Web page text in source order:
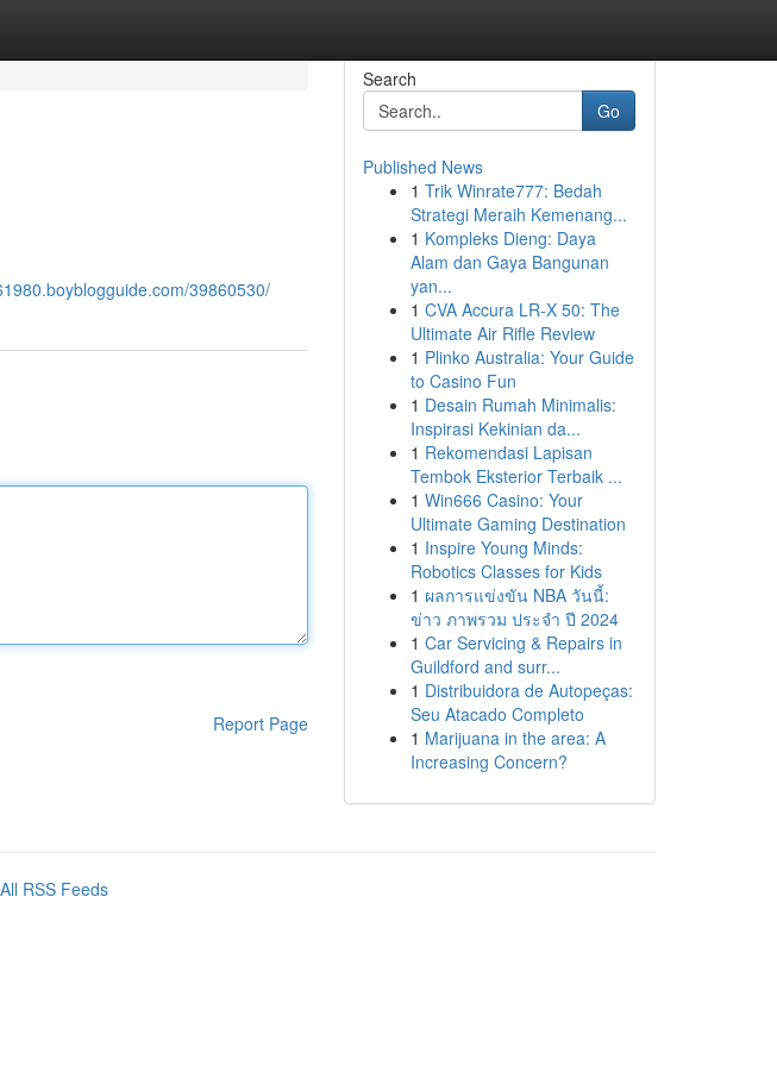
39860530/
Report Page
Search
Go
Published News
1 Trik Winrate777: Bedah
Strategi Meraih Kemenang...
1 Kompleks Dieng: Daya
Alam dan Gaya Bangunan
yan...
1 CVA Accura LR-X 50: The
Ultimate Air Rifle Review
1 Plinko Australia: Your Guide
to Casino Fun
1 Desain Rumah Minimalis:
Inspirasi Kekinian da...
1 Rekomendasi Lapisan
Tembok Eksterior Terbaik ...
1 Win666 Casino: Your
Ultimate Gaming Destination
1 Inspire Young Minds:
Robotics Classes for Kids
1 ผลการแข่งขัน NBA วันนี้:
ข่าว ภาพรวม ประจำ ปี 2024
1 Car Servicing & Repairs in
Guildford and surr...
1 Distribuidora de Autopeças:
Seu Atacado Completo
1 Marijuana in the area: A
Increasing Concern?
All RSS Feeds